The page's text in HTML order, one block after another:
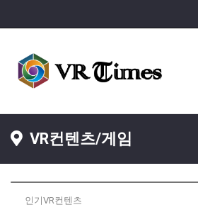
VR컨텐츠/게임
인기VR컨텐츠